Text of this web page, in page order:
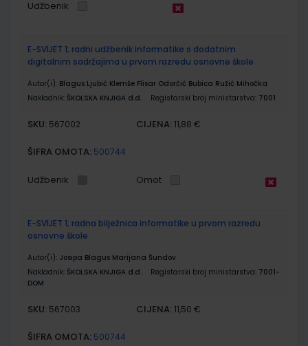
Udžbenik
E-SVIJET 1; radni udžbenik informatike s dodatnim
digitalnim sadržajima u prvom razredu osnovne škole
Autor(i): Blagus Ljubić Klemše Flisar Odorčić Bubica Ružić Mihočka
Nakladnik: ŠKOLSKA KNJIGA d.d. Registarski broj ministarstva: 7001
SKU: 567002 CIJENA: 11,88 €
ŠIFRA OMOTA: 500744
Udžbenik Omot
E-SVIJET 1; radna bilježnica informatike u prvom razredu
osnovne škole
Autor(i): Josipa Blagus Marijana Šundov
Nakladnik: ŠKOLSKA KNJIGA d.d. Registarski broj ministarstva: 7001-
DOM
SKU: 567003 CIJENA: 11,50 €
ŠIFRA OMOTA: 500744